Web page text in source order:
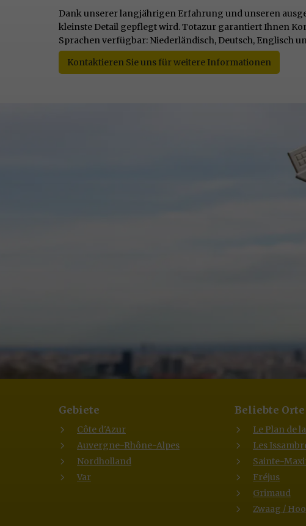
Dank unserer langjährigen Erfahrung und unseren
kleinste Detail gepflegt wird. Totazur garantiert Ihnen
Sprachen verfügbar: Niederländisch, Deutsch, Englisch
Kontaktieren Sie uns für weitere Informationen
Gebiete
Côte d'Azur
Auvergne-Rhône-Alpes
Nordholland
Var
Beliebte Orte
Le Plan de
Les
Sainte-
Fréjus
Grimaud
Zwaag /